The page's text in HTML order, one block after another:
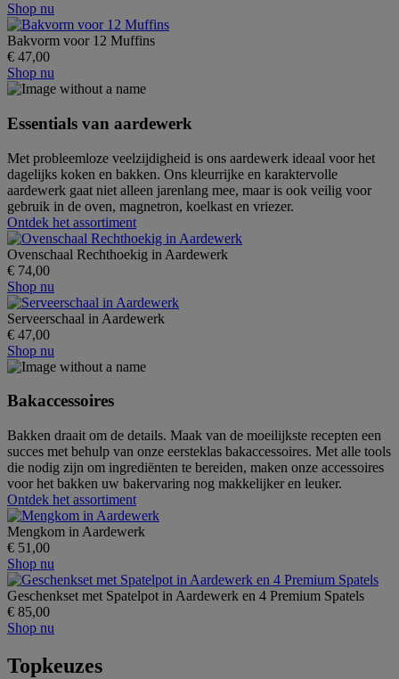
Shop nu
Bakvorm voor 12 Muffins
€ 47,00
Shop nu
Essentials van aardewerk
Met probleemloze veelzijdigheid is ons aardewerk ideaal voor het
dagelijks koken en bakken. Ons kleurrijke en karaktervolle
aardewerk gaat niet alleen jarenlang mee, maar is ook veilig voor
gebruik in de oven, magnetron, koelkast en vriezer.
Ontdek het assortiment
Ovenschaal Rechthoekig in Aardewerk
€ 74,00
Shop nu
Serveerschaal in Aardewerk
€ 47,00
Shop nu
Bakaccessoires
Bakken draait om de details. Maak van de moeilijkste recepten een
succes met behulp van onze eersteklas bakaccessoires. Met alle tools
die nodig zijn om ingrediënten te bereiden, maken onze accessoires
voor het bakken uw bakervaring nog makkelijker en leuker.
Ontdek het assortiment
Mengkom in Aardewerk
€ 51,00
Shop nu
Geschenkset met Spatelpot in Aardewerk en 4 Premium Spatels
€ 85,00
Shop nu
Topkeuzes